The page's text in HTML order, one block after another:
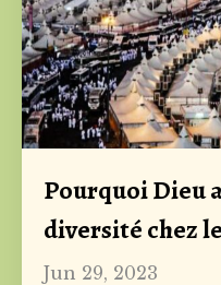
Pourquoi Dieu
diversité chez
Jun 29, 2023